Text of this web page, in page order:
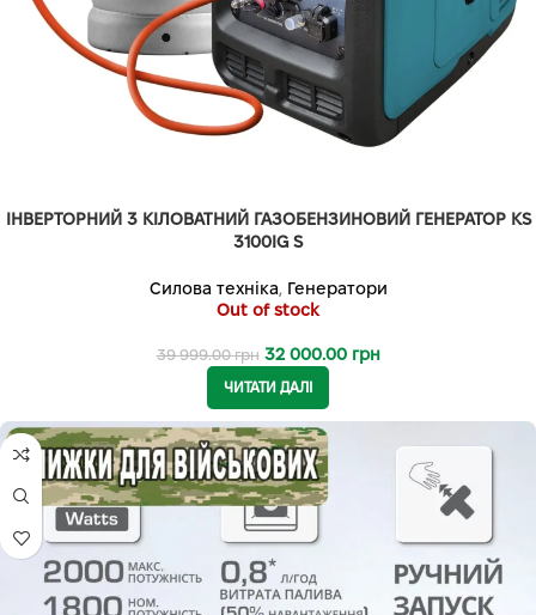
ІНВЕРТОРНИЙ 3 КІЛОВАТНИЙ ГАЗОБЕНЗИНОВИЙ ГЕНЕРАТОР KS
3100IG S
Силова техніка, Генератори
Out of stock
39 999.00грн 32 000.00 грн
ЧИТАТИ ДАЛІ